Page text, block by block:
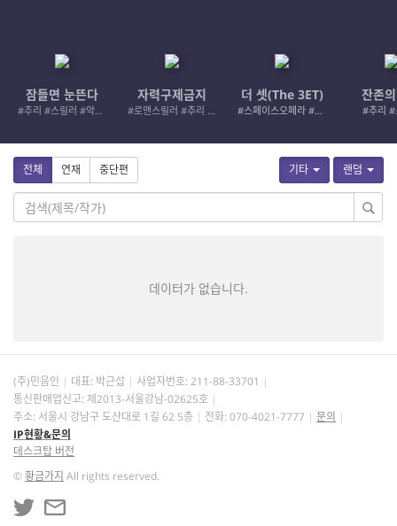
잠들면 눈뜬다
#추리 #스릴러 #악인 #로드레이지
자력구제금지
#로맨스릴러 #추리 #여성서사 #사적제재
더 셋(The 3ET)
#스페이스오페라 #우주활극
잔존
#추리 #
기타 랜덤
전체 연재 중단편
데이터가 없습니다.
(주)민음인 대표: 박근섭 사업자번호: 211-88-33701
통신판매업신고: 제2013-서울강남-02625호
주소: 서울시 강남구 도산대로 1길 62 5층
전화: 070-4021-7777
문의
IP현황&문의
데스크탑 버전
©황금가지 All rights reserved.